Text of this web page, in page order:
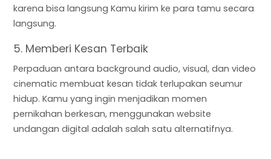
karena bisa langsung Kamu kirim ke para tamu secara
langsung.
5. Memberi Kesan Terbaik
Perpaduan antara background audio, visual, dan video
cinematic membuat kesan tidak terlupakan seumur
hidup. Kamu yang ingin menjadikan momen
pernikahan berkesan, menggunakan website
undangan digital adalah salah satu alternatifnya.